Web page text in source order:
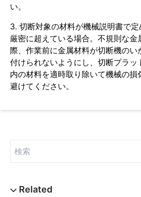
い。
3. 切断対象の材料が機械説明書で
厳密に超えている場合。不規則な金
際、作業前に金属材料が切断機のい
付けられないようにし、切断プラッ
内の材料を適時取り除いて機械の損
避けてください。